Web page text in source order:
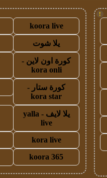
!
koora live
يلا شوت
كورة اون لاين -
kora onli
كورة ستار -
kora star
يلا لايف - yalla
live
kora live
koora 365